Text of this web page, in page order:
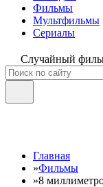
Фильмы
Мультфильмы
Сериалы
Случайный
Главная
»Фильмы
»8